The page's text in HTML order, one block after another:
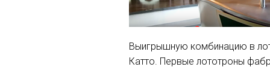
Выигрышную комбинацию в
Катто. Первые лототроны